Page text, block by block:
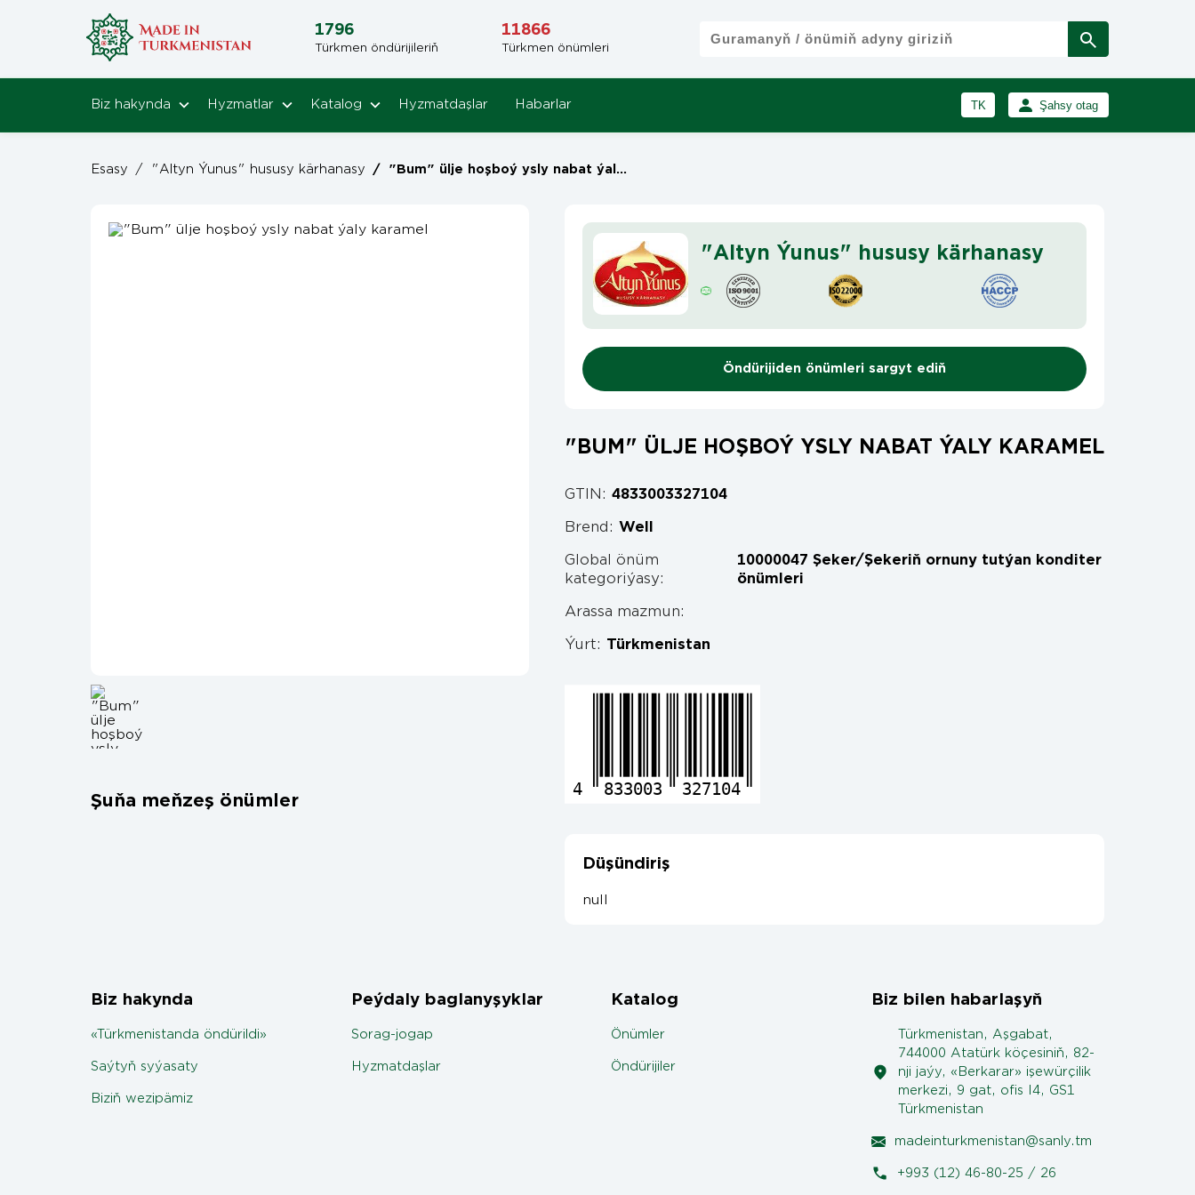
1796
Türkmen öndürijileriň
11866
Türkmen önümleri
Biz hakynda Hyzmatlar Katalog Hyzmatdaşlar Habarlar TK
RU
Şahsy otag
Esasy / "Altyn Ýunus" hususy kärhanasy / "Bum" ülje hoşboý ysly nabat ýaly karamel
Şuňa meňzeş önümler
"Altyn Ýunus" hususy kärhanasy
Öndürijiden önümleri sargyt ediň
"BUM" ÜLJE HOŞBOÝ YSLY NABAT ÝALY KARAMEL
GTIN: 4833003327104
Brend: Well
Global önüm
kategoriýasy:
10000047 Şeker/Şekeriň ornuny tutýan konditer
önümleri
Arassa mazmun:
Ýurt: Türkmenistan
4 833003 327104
Düşündiriş
null
Biz hakynda
«Türkmenistanda öndürildi»
Saýtyň syýasaty
Biziň wezipämiz
Peýdaly baglanyşyklar
Sorag-jogap
Hyzmatdaşlar
Katalog
Önümler
Öndürijiler
Biz bilen habarlaşyň
Türkmenistan, Aşgabat,
744000 Atatürk köçesiniň, 82-
nji jaýy, «Berkarar» işewürçilik
merkezi, 9 gat, ofis I4, GS1
Türkmenistan
madeinturkmenistan@sanly.tm
+993 (12) 46-80-25 / 26